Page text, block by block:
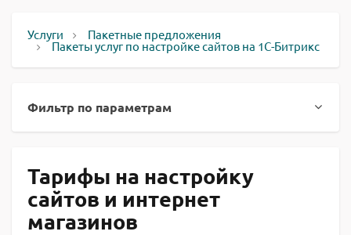
Услуги Пакетные предложения
Пакеты услуг по настройке сайтов на 1С-Битрикс
Фильтр по параметрам
Тарифы на настройку
сайтов и интернет
магазинов